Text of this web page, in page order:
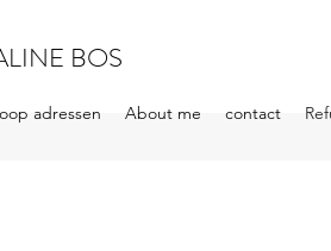
BOS
adressen About me contact